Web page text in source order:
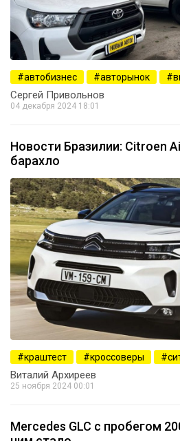
автобизнес авторынок
Сергей Привольнов
04 декабря 2024 18:01
Новости Бразилии: Citroen
барахло
краштест кроссоверы
Виталий Архиреев
25 ноября 2024 00:01
Mercedes GLC с пробегом